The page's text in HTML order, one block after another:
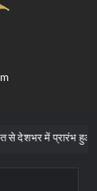
हुआ ’मीडियेशन